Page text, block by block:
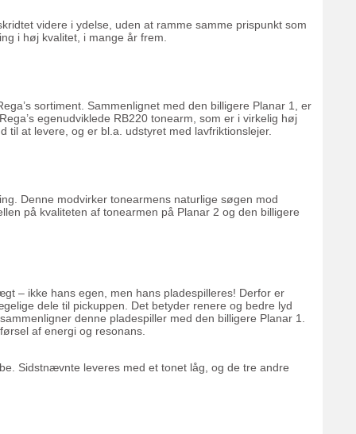
videre i ydelse, uden at ramme samme prispunkt som
i høj kvalitet, i mange år frem.
sortiment. Sammenlignet med den billigere Planar 1, er
egenudviklede RB220 tonearm, som er i virkelig høj
til at levere, og er bl.a. udstyret med lavfriktionslejer.
Denne modvirker tonearmens naturlige søgen mod
på kvaliteten af tonearmen på Planar 2 og den billigere
– ikke hans egen, men hans pladespilleres! Derfor er
dele til pickuppen. Det betyder renere og bedre lyd
denne pladespiller med den billigere Planar 1.
af energi og resonans.
Sidstnævnte leveres med et tonet låg, og de tre andre